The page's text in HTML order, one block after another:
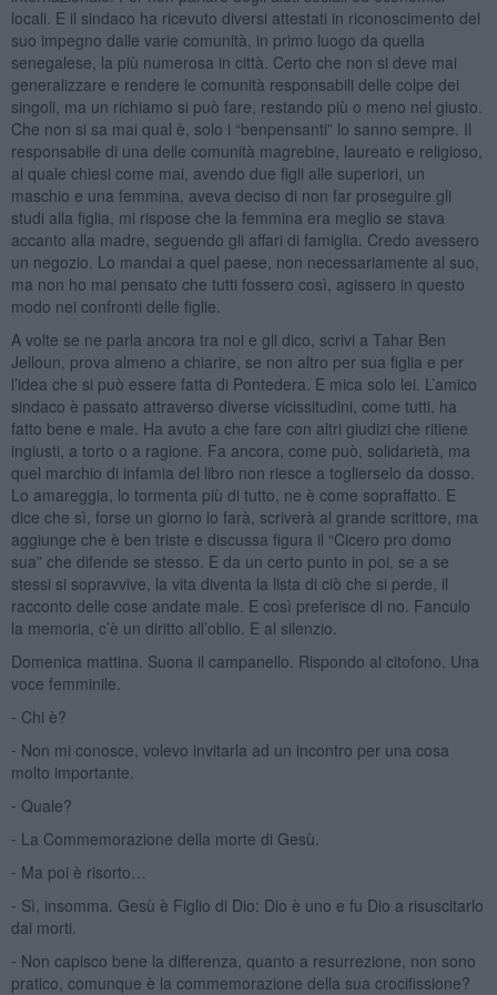
locali. E il sindaco ha ricevuto diversi attestati in riconoscimento del
suo impegno dalle varie comunità, in primo luogo da quella
senegalese, la più numerosa in città. Certo che non si deve mai
generalizzare e rendere le comunità responsabili delle colpe dei
singoli, ma un richiamo si può fare, restando più o meno nel giusto.
Che non si sa mai qual è, solo i “benpensanti” lo sanno sempre. Il
responsabile di una delle comunità magrebine, laureato e religioso,
al quale chiesi come mai, avendo due figli alle superiori, un
maschio e una femmina, aveva deciso di non far proseguire gli
studi alla figlia, mi rispose che la femmina era meglio se stava
accanto alla madre, seguendo gli affari di famiglia. Credo avessero
un negozio. Lo mandai a quel paese, non necessariamente al suo,
ma non ho mai pensato che tutti fossero così, agissero in questo
modo nei confronti delle figlie.
A volte se ne parla ancora tra noi e gli dico, scrivi a Tahar Ben
Jelloun, prova almeno a chiarire, se non altro per sua figlia e per
l’idea che si può essere fatta di Pontedera. E mica solo lei. L’amico
sindaco è passato attraverso diverse vicissitudini, come tutti, ha
fatto bene e male. Ha avuto a che fare con altri giudizi che ritiene
ingiusti, a torto o a ragione. Fa ancora, come può, solidarietà, ma
quel marchio di infamia del libro non riesce a toglierselo da dosso.
Lo amareggia, lo tormenta più di tutto, ne è come sopraffatto. E
dice che sì, forse un giorno lo farà, scriverà al grande scrittore, ma
aggiunge che è ben triste e discussa figura il “Cicero pro domo
sua” che difende se stesso. E da un certo punto in poi, se a se
stessi si sopravvive, la vita diventa la lista di ciò che si perde, il
racconto delle cose andate male. E così preferisce di no. Fanculo
la memoria, c’è un diritto all’oblio. E al silenzio.
Domenica mattina. Suona il campanello. Rispondo al citofono. Una
voce femminile.
⁃ Chi è?
⁃ Non mi conosce, volevo invitarla ad un incontro per una cosa
molto importante.
⁃ Quale?
⁃ La Commemorazione della morte di Gesù.
⁃ Ma poi è risorto…
⁃ Sì, insomma. Gesù è Figlio di Dio: Dio è uno e fu Dio a risuscitarlo
dai morti.
⁃ Non capisco bene la differenza, quanto a resurrezione, non sono
pratico, comunque è la commemorazione della sua crocifissione?